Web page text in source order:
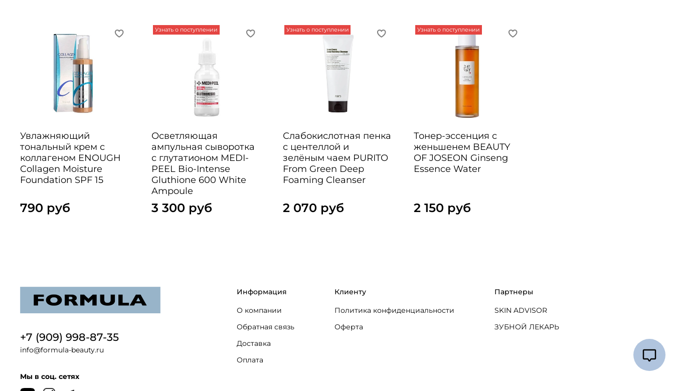
Увлажняющий
тональный крем с
коллагеном ENOUGH
Collagen Moisture
Foundation SPF 15
790 руб
Узнать о поступлении
Осветляющая
ампульная сыворотка
с глутатионом MEDI-
PEEL Bio-Intense
Gluthione 600 White
Ampoule
3 300 руб
Узнать о поступлении
Слабокислотная пенка
с центеллой и
зелёным чаем PURITO
From Green Deep
Foaming Cleanser
2 070 руб
Узнать о поступлении
Тонер-эссенция с
женьшенем BEAUTY
OF JOSEON Ginseng
Essence Water
2 150 руб
Информация
О компании
Обратная связь
Доставка
Оплата
Клиенту
Политика конфиденциальности
Оферта
Партнеры
SKIN ADVISOR
ЗУБНОЙ ЛЕКАРЬ
+7 (909) 998-87-35
info@formula-beauty.ru
Мы в соц. сетях